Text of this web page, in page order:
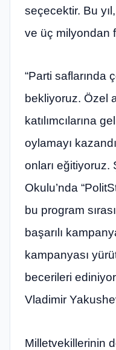
seçecektir. Bu
ve üç milyondan
“Parti saflarında
bekliyoruz. Özel
katılımcılarına
oylamayı
onları eğitiyoruz.
Okulu’nda
bu program
başarılı
kampanyası
becerileri
Vladimir
Milletvekillerinin